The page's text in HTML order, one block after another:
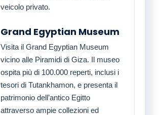
veicolo privato.
Grand Egyptian Museum
Visita il Grand Egyptian Museum
vicino alle Piramidi di Giza. Il museo
ospita più di 100.000 reperti, inclusi i
tesori di Tutankhamon, e presenta il
patrimonio dell’antico Egitto
attraverso ampie collezioni ed